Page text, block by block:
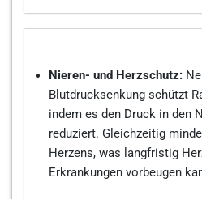
Nieren- und Herzschutz:
Blutdrucksenkung schützt
indem es den Druck in den
reduziert. Gleichzeitig
Herzens, was langfristig
Erkrankungen vorbeugen